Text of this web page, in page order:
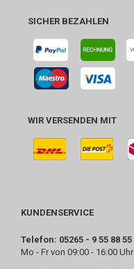
SICHER BEZAHLEN
WIR VERSENDEN MIT
KUNDENSERVICE
Telefon: 05265 - 9 55 88 55
Mo - Fr von 09:00 - 16:00 Uhr